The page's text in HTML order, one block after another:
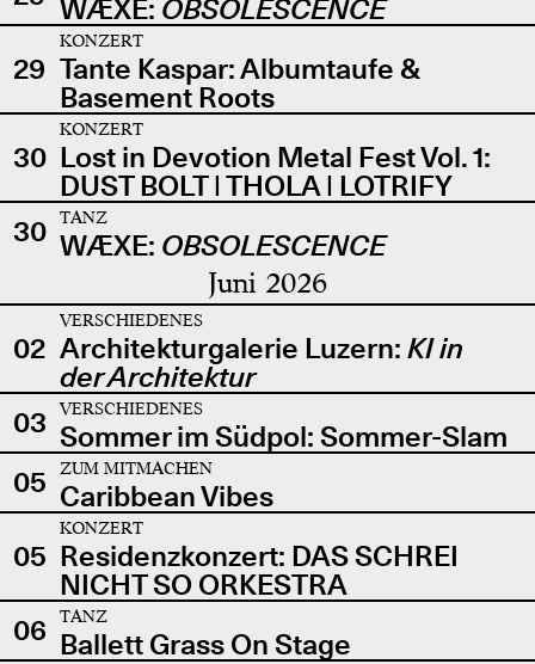
WÆXE: OBSOLESCENCE
29
KONZERT
Tante Kaspar: Albumtaufe &
Basement Roots
30
KONZERT
Lost in Devotion Metal Fest Vol. 1:
DUST BOLT | THOLA | LOTRIFY
30
TANZ
WÆXE: OBSOLESCENCE
Juni 2026
02
VERSCHIEDENES
Architekturgalerie Luzern: KI in
der Architektur
03
VERSCHIEDENES
Sommer im Südpol: Sommer-Slam
05
ZUM MITMACHEN
Caribbean Vibes
05
KONZERT
Residenzkonzert: DAS SCHREI
NICHT SO ORKESTRA
06
TANZ
Ballett Grass On Stage